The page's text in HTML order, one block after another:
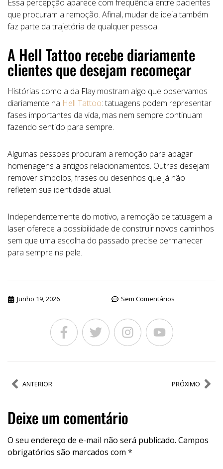
Essa percepção aparece com frequência entre pacientes
que procuram a remoção. Afinal, mudar de ideia também
faz parte da trajetória de qualquer pessoa.
A Hell Tattoo recebe diariamente
clientes que desejam recomeçar
Histórias como a da Flay mostram algo que observamos
diariamente na Hell Tattoo: tatuagens podem representar
fases importantes da vida, mas nem sempre continuam
fazendo sentido para sempre.
Algumas pessoas procuram a remoção para apagar
homenagens a antigos relacionamentos. Outras desejam
remover símbolos, frases ou desenhos que já não
refletem sua identidade atual.
Independentemente do motivo, a remoção de tatuagem a
laser oferece a possibilidade de construir novos caminhos
sem que uma escolha do passado precise permanecer
para sempre na pele.
Junho 19, 2026 Sem Comentários
ANTERIOR PRÓXIMO
Deixe um comentário
O seu endereço de e-mail não será publicado. Campos
obrigatórios são marcados com *